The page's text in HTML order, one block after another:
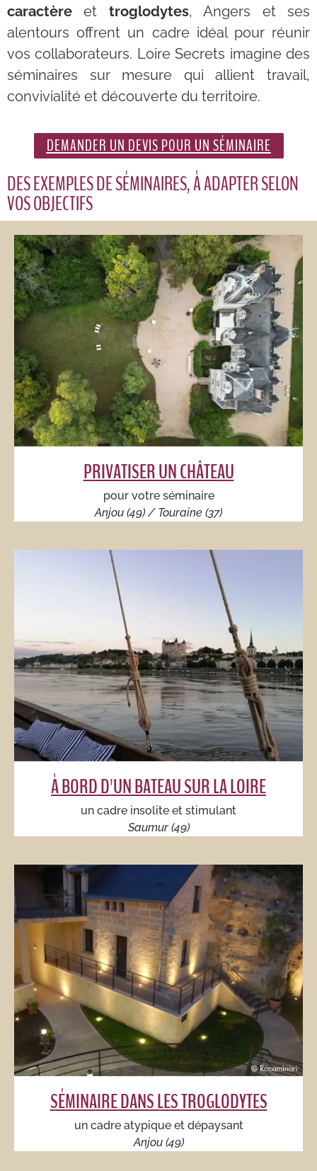
caractère et troglodytes, Angers et ses
alentours offrent un cadre idéal pour réunir
vos collaborateurs. Loire Secrets imagine des
séminaires sur mesure qui allient travail,
convivialité et découverte du territoire.
DEMANDER UN DEVIS POUR UN SÉMINAIRE
DES EXEMPLES DE SÉMINAIRES, À ADAPTER SELON
VOS OBJECTIFS
PRIVATISER UN CHÂTEAU
pour votre séminaire
Anjou (49) / Touraine (37)
À BORD D'UN BATEAU SUR LA LOIRE
un cadre insolite et stimulant
Saumur (49)
SÉMINAIRE DANS LES TROGLODYTES
un cadre atypique et dépaysant
Anjou (49)